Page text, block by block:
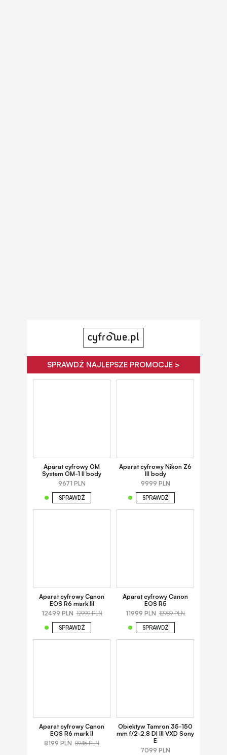
SPRAWDŹ NAJLEPSZE PROMOCJE >
Aparat cyfrowy OM
System OM-1 II body
9671 PLN
SPRAWDŹ
Aparat cyfrowy Nikon Z6
III body
9999 PLN
SPRAWDŹ
Aparat cyfrowy Canon
EOS R6 mark III
12499 PLN 12999 PLN
SPRAWDŹ
Aparat cyfrowy Canon
EOS R5
11999 PLN 12989 PLN
SPRAWDŹ
Aparat cyfrowy Canon
EOS R6 mark II
8199 PLN 8945 PLN
Obiektyw Tamron 35-150
mm f/2-2.8 DI III VXD Sony
E
7099 PLN